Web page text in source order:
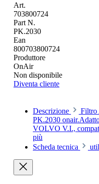
Art.
703800724
Part N.
PK.2030
Ean
800703800724
Produttore
OnAir
Non disponibile
Diventa cliente
Descrizione
Filtro
PK.2030
VOLVO V.I.,
più
Scheda tecnica